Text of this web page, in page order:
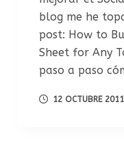
blog me he
post: How to
Sheet for Any
paso a paso
12 OCTUBRE 2011